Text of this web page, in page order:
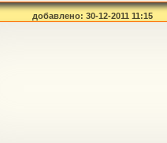
добавлено: 30-12-2011 11:15